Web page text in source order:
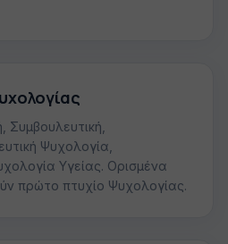
Συμβουλευτική,
Ψυχολογία,
Υγείας. Ορισμένα
πρώτο πτυχίο Ψυχολογίας.